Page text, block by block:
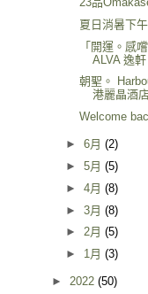
夏日消暑下
「開運。感
ALVA 逸軒
朝聖。
港麗晶酒
Welcome
► 6月 (2)
► 5月 (5)
► 4月 (8)
► 3月 (8)
► 2月 (5)
► 1月 (3)
► 2022 (50)